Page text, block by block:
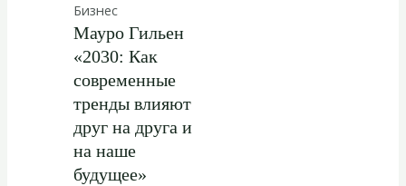
Бизнес
Мауро Гильен
«2030: Как
современные
тренды влияют
друг на друга и
на наше
будущее»